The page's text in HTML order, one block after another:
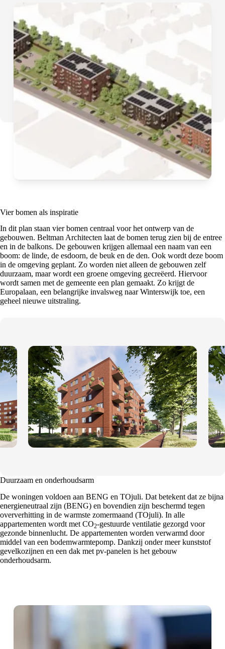
Vier bomen als inspiratie
In dit plan staan vier bomen centraal voor het ontwerp van de
gebouwen. Beltman Architecten laat de bomen terug zien bij de entree
en in de balkons. De gebouwen krijgen allemaal een naam van een
boom: de linde, de esdoorn, de beuk en de den. Ook wordt deze boom
in de omgeving geplant. Zo worden niet alleen de gebouwen zelf
duurzaam, maar wordt een groene omgeving gecreëerd. Hiervoor
wordt samen met de gemeente een plan gemaakt. Zo krijgt de
Europalaan, een belangrijke invalsweg naar Winterswijk toe, een
geheel nieuwe uitstraling.
Duurzaam en onderhoudsarm
De woningen voldoen aan BENG en TOjuli. Dat betekent dat ze bijna
energieneutraal zijn (BENG) en bovendien zijn beschermd tegen
oververhitting in de warmste zomermaand (TOjuli). In alle
appartementen wordt met CO2-gestuurde ventilatie gezorgd voor
gezonde binnenlucht. De appartementen worden verwarmd door
middel van een bodemwarmtepomp. Dankzij onder meer kunststof
gevelkozijnen en een dak met pv-panelen is het gebouw
onderhoudsarm.